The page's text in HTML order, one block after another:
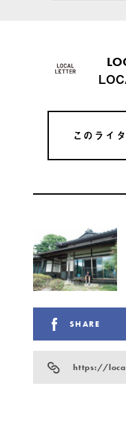
このライ
このライ
SHARE
https://